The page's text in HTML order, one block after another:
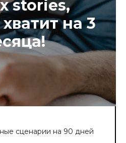
stories,
на 3
сценарии на 90 дней